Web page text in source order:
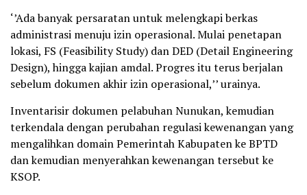
‘’Ada banyak persaratan untuk melengkapi berkas
administrasi menuju izin operasional. Mulai penetapan
lokasi, FS (Feasibility Study) dan DED (Detail Engineering
Design), hingga kajian amdal. Progres itu terus berjalan
sebelum dokumen akhir izin operasional,’’ urainya.
Inventarisir dokumen pelabuhan Nunukan, kemudian
terkendala dengan perubahan regulasi kewenangan yang
mengalihkan domain Pemerintah Kabupaten ke BPTD
dan kemudian menyerahkan kewenangan tersebut ke
KSOP.